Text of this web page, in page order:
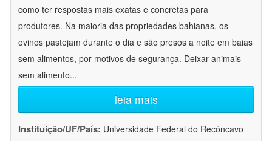
como ter respostas mais exatas e concretas para
produtores. Na maioria das propriedades bahianas, os
ovinos pastejam durante o dia e são presos a noite em baias
sem alimentos, por motivos de segurança. Deixar animais
sem alimento...
leia mais
Instituição/UF/País: Universidade Federal do Recôncavo